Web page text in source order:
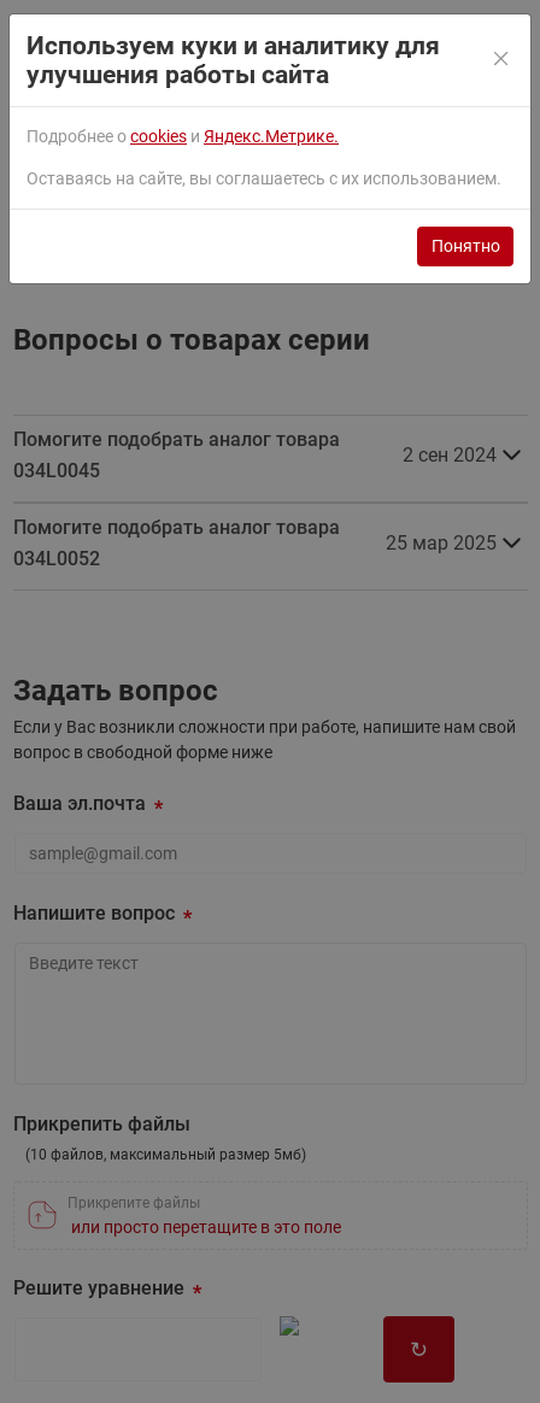
Паспорт
Вопросы о товарах серии
Помогите подобрать аналог товара
034L0045
2 сен 2024
Помогите подобрать аналог товара
034L0052
25 мар 2025
Задать вопрос
Если у Вас возникли сложности при работе, напишите нам свой
вопрос в свободной форме ниже
Ваша эл.почта
Напишите вопрос
Прикрепить файлы
(10 файлов, максимальный размер 5мб)
Прикрепите файлы
или просто перетащите в это поле
Решите уравнение
↻
Используем куки и аналитику для
улучшения работы сайта
Подробнее оcookies и Яндекс.Метрике.
Оставаясь на сайте, вы соглашаетесь с их использованием.
Понятно